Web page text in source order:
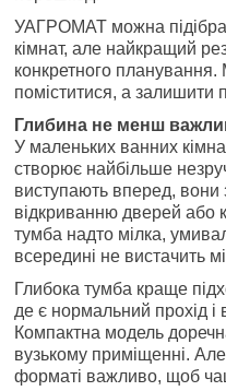
УАГРОМАТ можна
кімнат, але найкращий
конкретного
поміститися, а залишити
Глибина не менш
У маленьких ванних
створює найбільше
виступають вперед, вони
відкриванню дверей або
тумба надто мілка,
всередині не вистачить
Глибока тумба краще
де є нормальний прохід
Компактна модель
вузькому приміщенні.
форматі важливо, щоб